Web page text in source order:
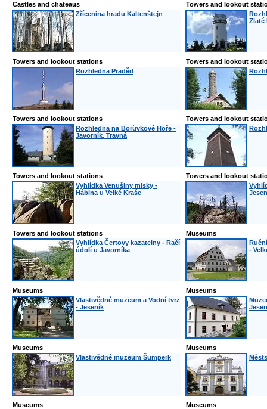
Castles and chateaus
Zřícenina hradu Kaltenštejn
Towers and lookout
Zlaté
Towers and lookout stations
Rozhledna Praděd
Towers and lookout
Towers and lookout stations
Rozhledna na Borůvkové Hoře -
Javorník, Travná
Towers and lookout
Towers and lookout stations
Vyhlídka Venušiny misky -
Hábina u Velké Kraše
Towers and lookout
Towers and lookout stations
Vyhlídka Čertovy kazatelny - Račí
údolí u Javorníka
Museums
-
Museums
Vlastivědné muzeum a Vodní tvrz
- Jeseník
Museums
Museums
Vlastivědné muzeum Šumperk
Museums
Museums
Museums